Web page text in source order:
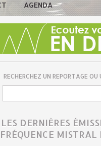
AGENDA
RECHERCHEZ UN REPORTAGE OU
LES DERNIÈRES
FRÉQUENCE MISTRAL